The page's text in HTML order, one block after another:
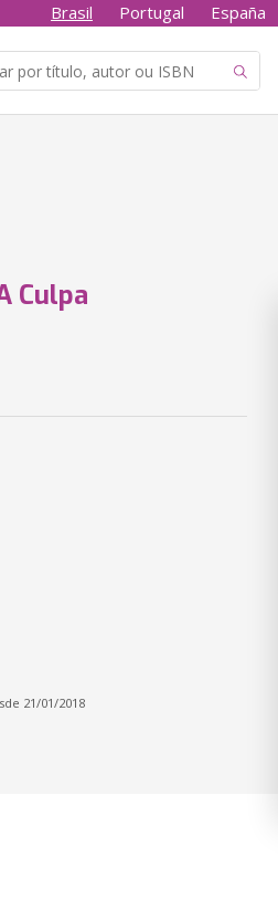
Brasil Portugal España
Culpa
21/01/2018